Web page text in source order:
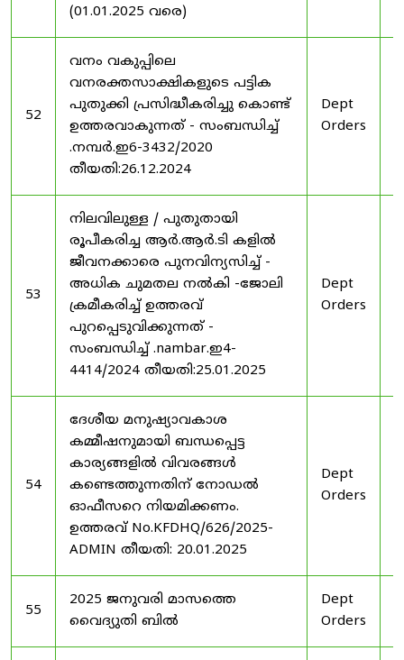
(01.01.2025 വരെ)
52
വനം വകുപ്പിലെ
വനരക്തസാക്ഷികളുടെ പട്ടിക
പുതുക്കി പ്രസിദ്ധീകരിച്ചു കൊണ്ട്
ഉത്തരവാകുന്നത് - സംബന്ധിച്ച്
.നമ്പർ.ഇ6-3432/2020
തീയതി:26.12.2024
Dept
Orders
53
നിലവിലുള്ള / പുതുതായി
രൂപീകരിച്ച ആർ.ആർ.ടി കളിൽ
ജീവനക്കാരെ പുനവിന്യസിച്ച് -
അധിക ചുമതല നൽകി -ജോലി
ക്രമീകരിച്ച് ഉത്തരവ്
പുറപ്പെടുവിക്കുന്നത് -
സംബന്ധിച്ച് .nambar.ഇ4-
4414/2024 തീയതി:25.01.2025
Dept
Orders
54
ദേശീയ മനുഷ്യാവകാശ
കമ്മീഷനുമായി ബന്ധപ്പെട്ട
കാര്യങ്ങളിൽ വിവരങ്ങൾ
കണ്ടെത്തുന്നതിന് നോഡൽ
ഓഫീസറെ നിയമിക്കണം.
ഉത്തരവ് No.KFDHQ/626/2025-
ADMIN തീയതി: 20.01.2025
Dept
Orders
55
2025 ജനുവരി മാസത്തെ
വൈദ്യുതി ബിൽ
Dept
Orders